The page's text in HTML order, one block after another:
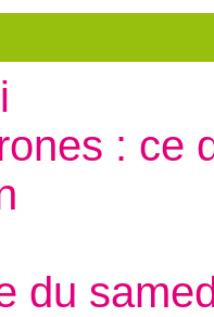
: ce
du